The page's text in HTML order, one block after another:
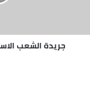
جريدة الشعب